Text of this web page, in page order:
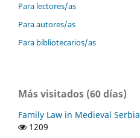
Para lectores/as
Para autores/as
Para bibliotecarios/as
Más visitados (60 días)
Family Law in Medieval Serbia
1209